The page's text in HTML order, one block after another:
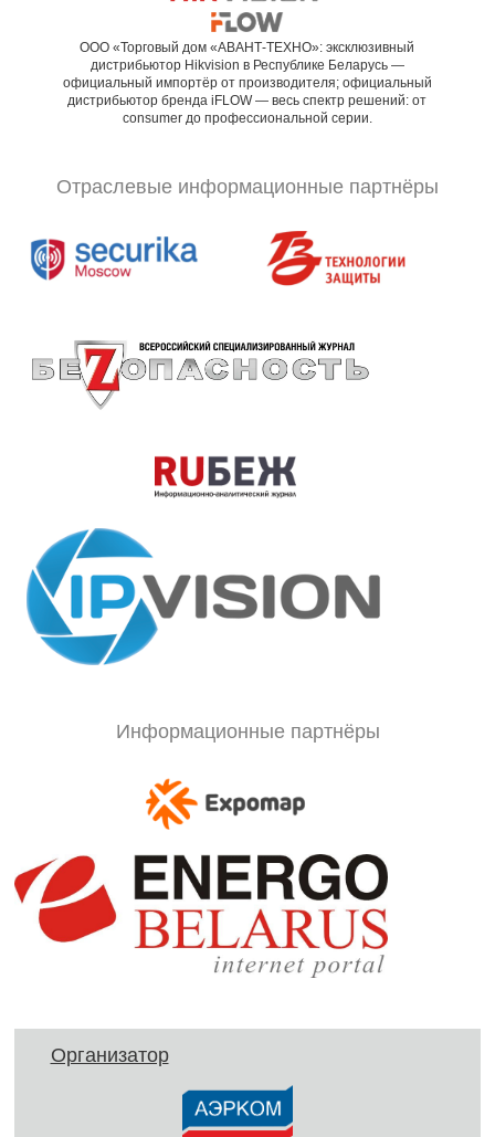
ООО «Торговый дом «АВАНТ-ТЕХНО»: эксклюзивный
дистрибьютор Hikvision в Республике Беларусь —
официальный импортёр от производителя; официальный
дистрибьютор бренда iFLOW — весь спектр решений: от
consumer до профессиональной серии.
Отраслевые информационные партнёры
Информационные партнёры
Организатор